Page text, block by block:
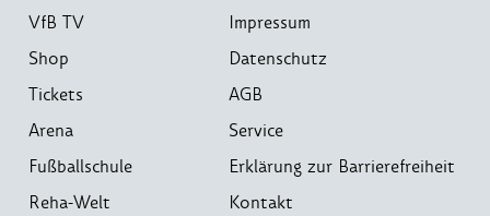
VfB TV
Shop
Tickets
Arena
Fußballschule
Reha-Welt
Impressum
Datenschutz
AGB
Service
Erklärung zur Barrierefreiheit
Kontakt